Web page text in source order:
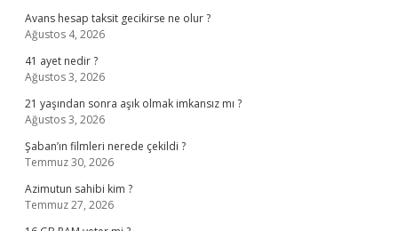
Avans hesap taksit gecikirse ne olur ?
Ağustos 4, 2026
41 ayet nedir ?
Ağustos 3, 2026
21 yaşından sonra aşık olmak imkansız mı ?
Ağustos 3, 2026
Şaban’ın filmleri nerede çekildi ?
Temmuz 30, 2026
Azimutun sahibi kim ?
Temmuz 27, 2026